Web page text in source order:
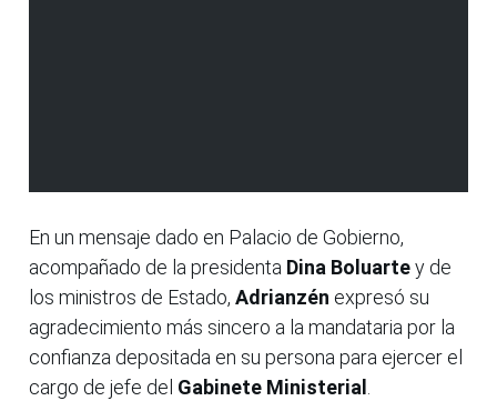
En un mensaje dado en Palacio de Gobierno,
acompañado de la presidenta Dina Boluartey de
los ministros de Estado, Adrianzén expresó su
agradecimiento más sincero a la mandataria por la
confianza depositada en su persona para ejercer el
cargo de jefe del Gabinete Ministerial .